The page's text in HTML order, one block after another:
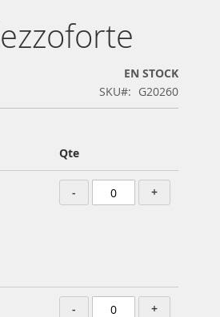
EN STOCK
SKU
G20260
Qte
- +
- +